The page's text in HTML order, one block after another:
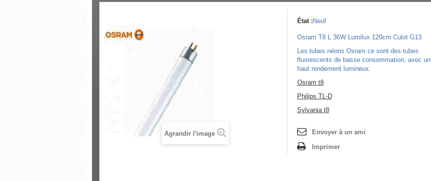
Agrandir l'image
État : Neuf
Osram T8 L 36W Lumilux 120cm Culot G13
Les tubes néons Osram ce sont des tubes
fluorescents de basse consommation, avec un
haut rendement lumineux.
Osram t8
Philips TL-D
Sylvania t8
Envoyer à un ami
Imprimer